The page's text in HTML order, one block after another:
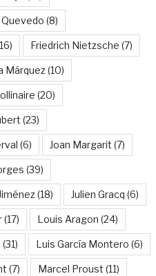
(8)
Friedrich Nietzsche (7)
Márquez(10)
(20)
(23)
(6) Joan Margarit (7)
(39)
(18) Julien Gracq (6)
(17) Louis Aragon (24)
(31) Luis García Montero (6)
(7) Marcel Proust (11)